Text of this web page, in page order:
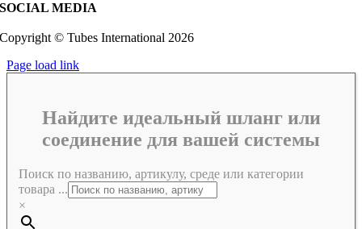
SOCIAL MEDIA
Copyright © Tubes International 2026
Page load link
Найдите идеальный шланг или
соединение для вашей системы
Поиск по названию, артикулу, среде или категории
товара ...
×